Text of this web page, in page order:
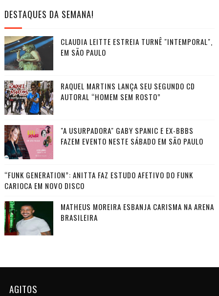
DESTAQUES DA SEMANA!
CLAUDIA LEITTE ESTREIA TURNÊ "INTEMPORAL",
EM SÃO PAULO
RAQUEL MARTINS LANÇA SEU SEGUNDO CD
AUTORAL “HOMEM SEM ROSTO”
"A USURPADORA" GABY SPANIC E EX-BBBS
FAZEM EVENTO NESTE SÁBADO EM SÃO PAULO
“FUNK GENERATION”: ANITTA FAZ ESTUDO AFETIVO DO FUNK
CARIOCA EM NOVO DISCO
MATHEUS MOREIRA ESBANJA CARISMA NA ARENA
BRASILEIRA
AGITOS